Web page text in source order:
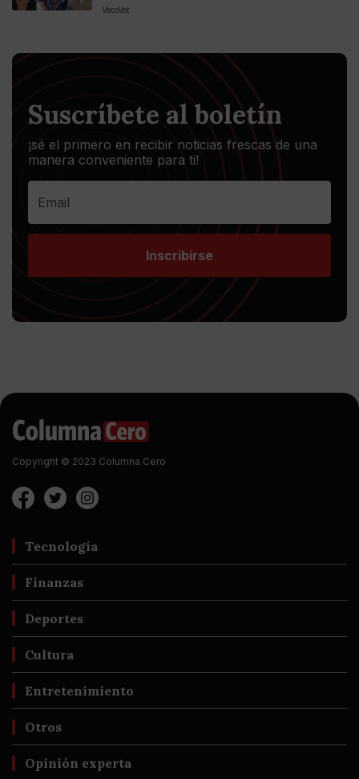
VecoVet
Suscríbete al boletín
¡sé el primero en recibir noticias frescas de una
manera conveniente para ti!
Inscribirse
Copyright © 2023 Columna Cero
Tecnología
Finanzas
Deportes
Cultura
Entretenimiento
Otros
Opinión experta